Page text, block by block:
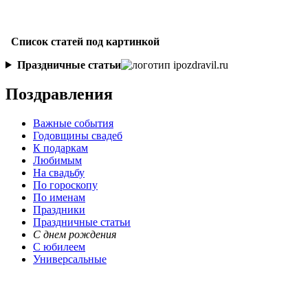
Список статей под картинкой
Праздничные статьи
Поздравления
Важные события
Годовщины свадеб
К подаркам
Любимым
На свадьбу
По гороскопу
По именам
Праздники
Праздничные статьи
С днем рождения
С юбилеем
Универсальные